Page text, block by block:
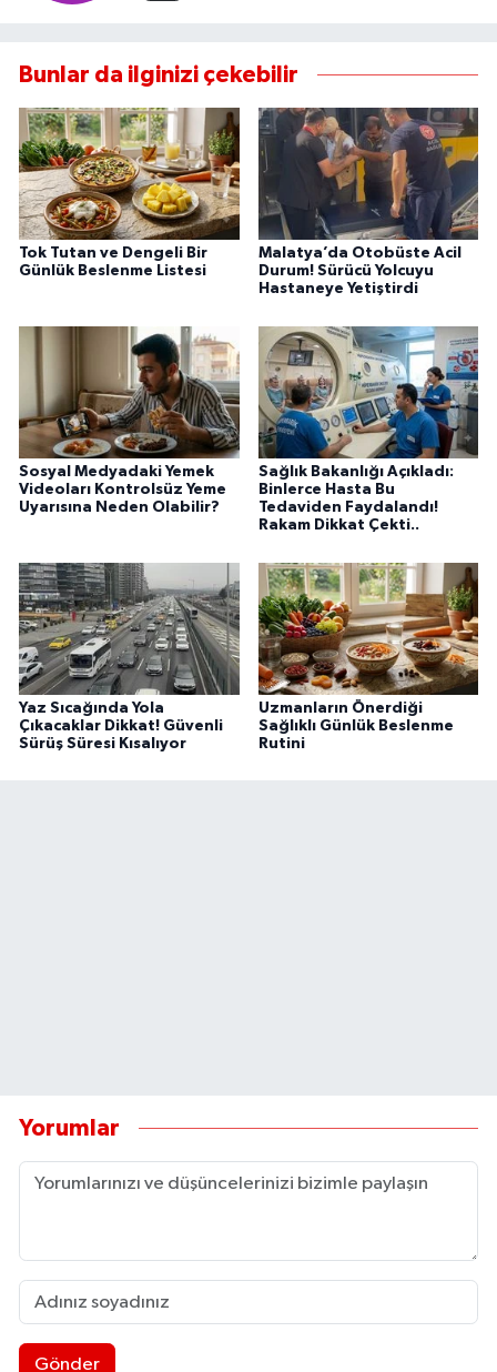
Bunlar da ilginizi çekebilir
Tok Tutan ve Dengeli Bir
Günlük Beslenme Listesi
Malatya’da Otobüste Acil
Durum! Sürücü Yolcuyu
Hastaneye Yetiştirdi
Sosyal Medyadaki Yemek
Videoları Kontrolsüz Yeme
Uyarısına Neden Olabilir?
Sağlık Bakanlığı Açıkladı:
Binlerce Hasta Bu
Tedaviden Faydalandı!
Rakam Dikkat Çekti..
Yaz Sıcağında Yola
Çıkacaklar Dikkat! Güvenli
Sürüş Süresi Kısalıyor
Uzmanların Önerdiği
Sağlıklı Günlük Beslenme
Rutini
Yorumlar
Gönder